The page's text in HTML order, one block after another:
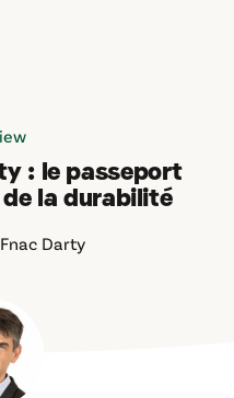
: le passeport
la durabilité
Darty